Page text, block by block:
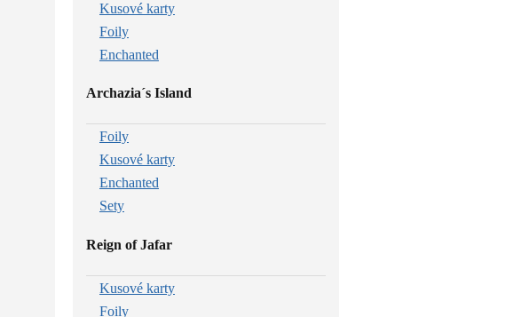
Kusové karty
Foily
Enchanted
Archazia´s Island
Foily
Kusové karty
Enchanted
Sety
Reign of Jafar
Kusové karty
Foily